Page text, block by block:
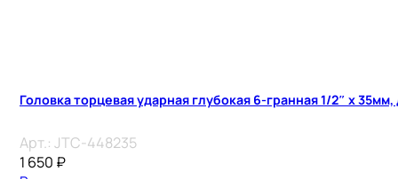
Головка торцевая ударная глубокая 6-гранная 1/2″ х
Арт.: JTC-448235
1 650 ₽